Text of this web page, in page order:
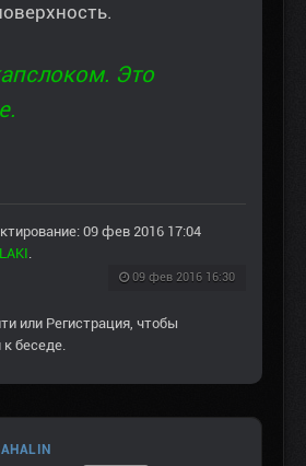
Это
09 фев 2016 17:04
LAKI.
09 фев 2016 16:30
или Регистрация, чтобы
к беседе.